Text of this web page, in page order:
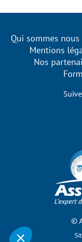
des cookies qui nous
d’améliorer nos
vous de bénéficier des
vos préférences par la
Consentements certifiés
Qui sommes nous
Mentions
Nos
©